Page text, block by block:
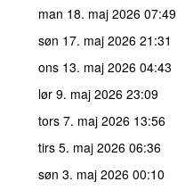
man 18. maj 2026 07:49
søn 17. maj 2026 21:31
ons 13. maj 2026 04:43
lør 9. maj 2026 23:09
tors 7. maj 2026 13:56
tirs 5. maj 2026 06:36
søn 3. maj 2026 00:10